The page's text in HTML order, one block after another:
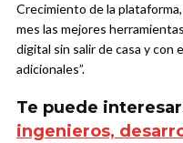
Crecimiento de la
mes las mejores
digital sin salir de casa y con
adicionales”.
Te puede
ingenieros,